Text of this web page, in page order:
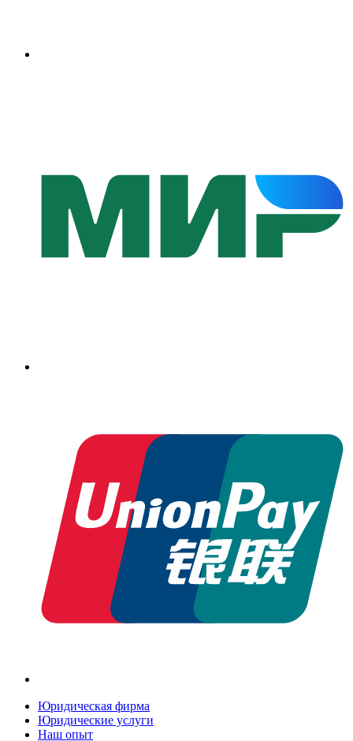
Юридическая фирма
Юридические услуги
Наш опыт